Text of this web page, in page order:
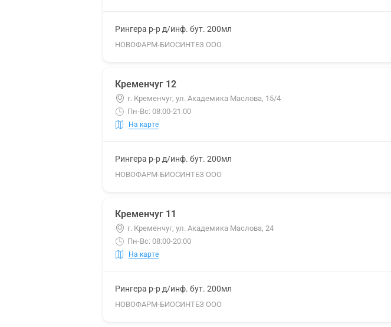
Рингера р-р д/инф. бут. 200мл
НОВОФАРМ-БИОСИНТЕЗ ООО
Кременчуг 12
г. Кременчуг, ул. Академика Маслова, 15/4
Пн-Вс: 08:00-21:00
На карте
Рингера р-р д/инф. бут. 200мл
НОВОФАРМ-БИОСИНТЕЗ ООО
Кременчуг 11
г. Кременчуг, ул. Академика Маслова, 24
Пн-Вс: 08:00-20:00
На карте
Рингера р-р д/инф. бут. 200мл
НОВОФАРМ-БИОСИНТЕЗ ООО